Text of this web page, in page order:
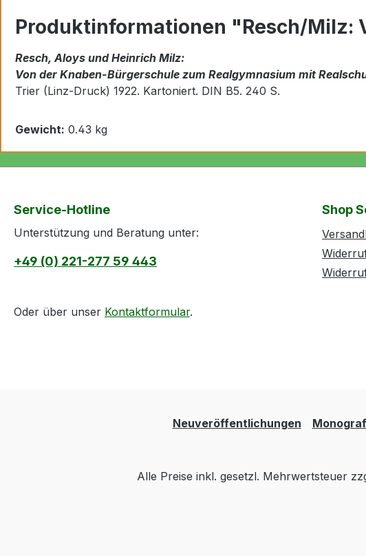
Produktinformationen "Resch/Milz:
Resch, Aloys und Heinrich Milz:
Von der Knaben-Bürgerschule zum Realgymnasium mit
Trier (Linz-Druck) 1922. Kartoniert. DIN B5. 240 S.
Gewicht: 0.43 kg
Service-Hotline
Unterstützung und Beratung unter:
+49 (0) 221-277 59 443
Oder über unser Kontaktformular.
Shop
Neuveröffentlichungen
Alle Preise inkl. gesetzl. Mehrwertsteuer